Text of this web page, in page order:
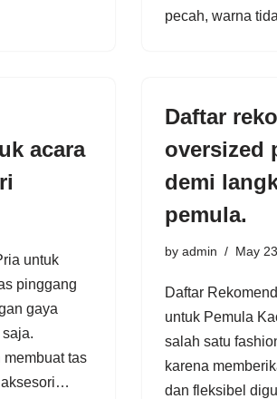
pecah, warna
acara
untuk
pinggang
gaya
tas
aksesori…
Daftar
oversized
demi
pemula.
by admin May
Daftar
untuk Pemula
salah satu
karena
dan fleksibel